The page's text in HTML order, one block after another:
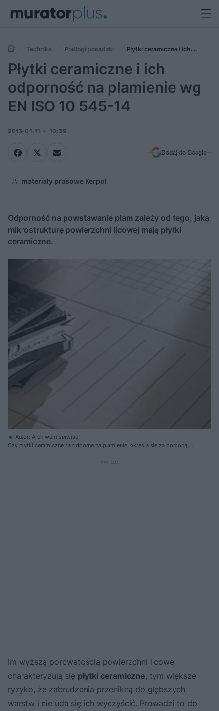
Technika Podłogi posadzki
Płytki ceramiczne i ich
odporność na plamienie wg EN ISO 10 545-14
Płytki ceramiczne i ich
odporność na plamienie wg
EN ISO 10 545-14
2013-01-11 10:39
Dodaj do Google
materiały prasowe Kerpol
Odporność na powstawanie plam zależy od tego, jaką
mikrostrukturę powierzchni licowej mają płytki
ceramiczne.
Autor: Archiwum serwisu
Czy płytki ceramiczne są odporne na plamienie, określa się za pomocą 5
Im wyższą porowatością powierzchni licowej
charakteryzują się płytki ceramiczne, tym większe
ryzyko, że zabrudzenia przenikną do głębszych
warstw i nie uda się ich wyczyścić. Prowadzi to do